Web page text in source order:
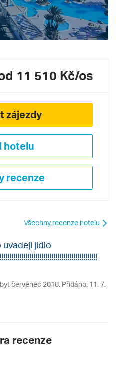
11 510 Kč/os
zájezdy
hotelu
recenze
Všechny recenze hotelu
uvadeji jidlo
červenec 2018, Přidáno: 11. 7.
recenze